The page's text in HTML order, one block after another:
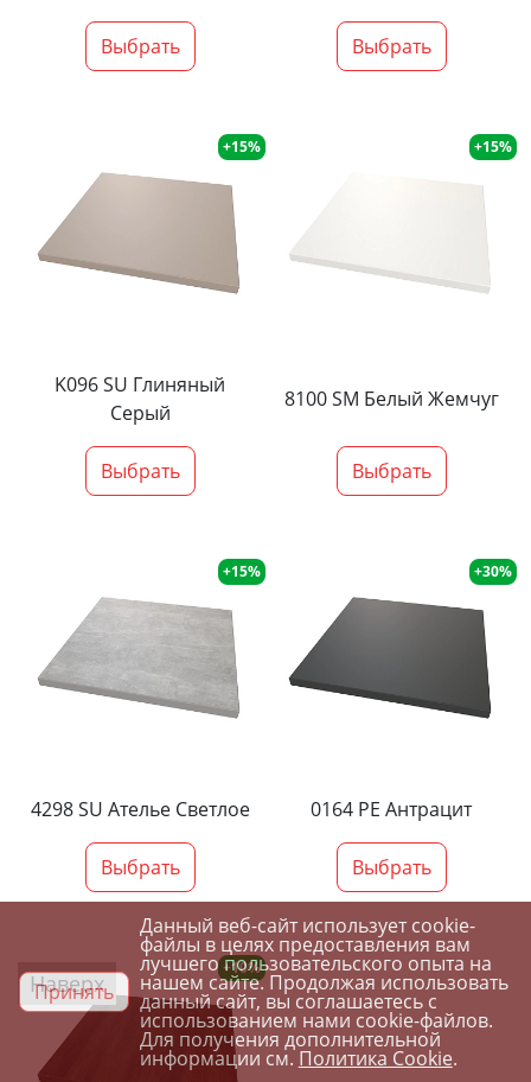
Выбрать Выбрать
+15%
K096 SU Глиняный
Серый
Выбрать
+15%
8100 SM Белый Жемчуг
Выбрать
+15%
4298 SU Ателье Светлое
Выбрать
+30%
0164 PE Антрацит
Выбрать
+10%
Наверх
Принять
Данный веб-сайт использует cookie-
файлы в целях предоставления вам
лучшего пользовательского опыта на
нашем сайте. Продолжая использовать
данный сайт, вы соглашаетесь с
использованием нами cookie-файлов.
Для получения дополнительной
информации см.Политика Cookie.